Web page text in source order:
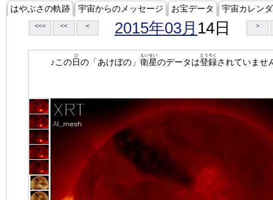
はやぶさの軌跡 宇宙からのメッセージ お宝データ 宇宙カレン
<<< << < 2015年03月 14日 >
♪この日
ひ
の「あけぼの」 衛星
えいせい
のデータは登録
とうろく
されていませ